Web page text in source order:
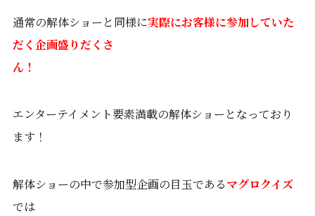
通常の解体ショーと同様に実際にお客様に参加していた
だく企画盛りだくさ
ん！
エンターテイメント要素満載の解体ショーとなっており
ます！
解体ショーの中で参加型企画の目玉であるマグロクイズ
では